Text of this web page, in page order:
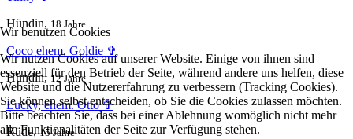
Hündin, 18 Jahre
Coco ehem. Goldie ✞
Hündin, 12 Jahre
Lucky, ehem. Otto ✞
Rüde,15 Jahre
Wir benutzen Cookies
Wir nutzen Cookies auf unserer Website. Einige von ihnen sind
essenziell für den Betrieb der Seite, während andere uns helfen, diese
Website und die Nutzererfahrung zu verbessern (Tracking Cookies).
Sie können selbst entscheiden, ob Sie die Cookies zulassen möchten.
Bitte beachten Sie, dass bei einer Ablehnung womöglich nicht mehr
alle Funktionalitäten der Seite zur Verfügung stehen.